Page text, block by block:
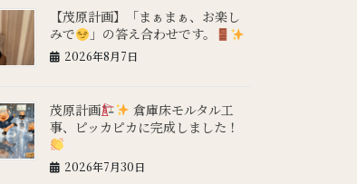
【茂原計画】「まぁまぁ、お楽し
みで
」の答え合わせです。
2026年8月7日
茂原計画
倉庫床モルタル工
事、ピッカピカに完成しました！
2026年7月30日